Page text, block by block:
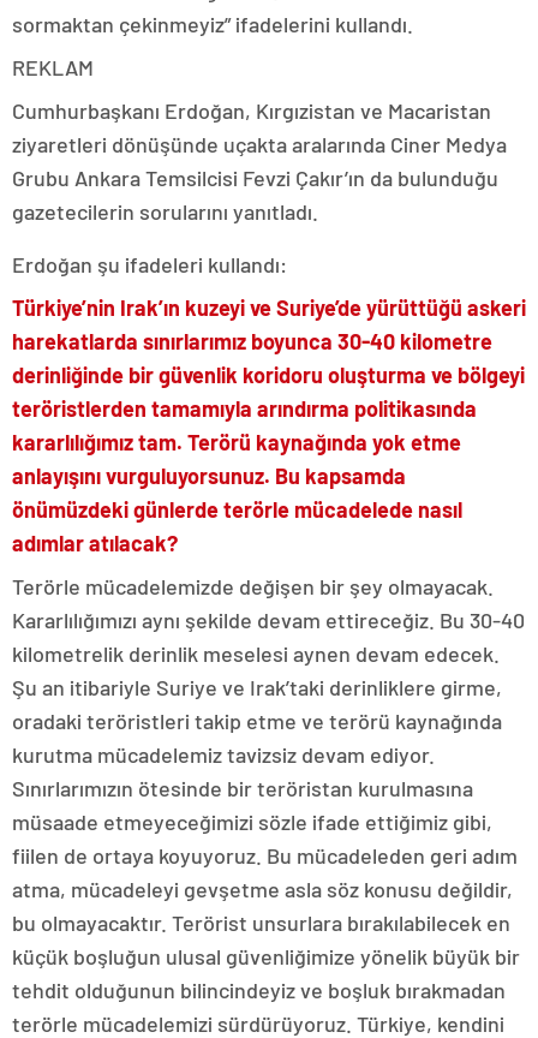
sormaktan çekinmeyiz” ifadelerini kullandı.
REKLAM
Cumhurbaşkanı Erdoğan, Kırgızistan ve Macaristan
ziyaretleri dönüşünde uçakta aralarında Ciner Medya
Grubu Ankara Temsilcisi Fevzi Çakır’ın da bulunduğu
gazetecilerin sorularını yanıtladı.
Erdoğan şu ifadeleri kullandı:
Türkiye’nin Irak’ın kuzeyi ve Suriye’de yürüttüğü askeri
harekatlarda sınırlarımız boyunca 30-40 kilometre
derinliğinde bir güvenlik koridoru oluşturma ve bölgeyi
teröristlerden tamamıyla arındırma politikasında
kararlılığımız tam. Terörü kaynağında yok etme
anlayışını vurguluyorsunuz. Bu kapsamda
önümüzdeki günlerde terörle mücadelede nasıl
adımlar atılacak?
Terörle mücadelemizde değişen bir şey olmayacak.
Kararlılığımızı aynı şekilde devam ettireceğiz. Bu 30-40
kilometrelik derinlik meselesi aynen devam edecek.
Şu an itibariyle Suriye ve Irak’taki derinliklere girme,
oradaki teröristleri takip etme ve terörü kaynağında
kurutma mücadelemiz tavizsiz devam ediyor.
Sınırlarımızın ötesinde bir teröristan kurulmasına
müsaade etmeyeceğimizi sözle ifade ettiğimiz gibi,
fiilen de ortaya koyuyoruz. Bu mücadeleden geri adım
atma, mücadeleyi gevşetme asla söz konusu değildir,
bu olmayacaktır. Terörist unsurlara bırakılabilecek en
küçük boşluğun ulusal güvenliğimize yönelik büyük bir
tehdit olduğunun bilincindeyiz ve boşluk bırakmadan
terörle mücadelemizi sürdürüyoruz. Türkiye, kendini